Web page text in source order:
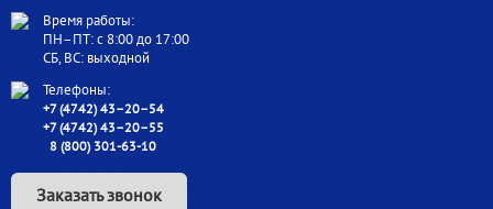
Время работы:
ПН–ПТ: с 8:00 до 17:00
СБ, ВС: выходной
Телефоны:
+7 (4742) 43–20–54
+7 (4742) 43–20–55
8 (800) 301-63-10
Заказать звонок